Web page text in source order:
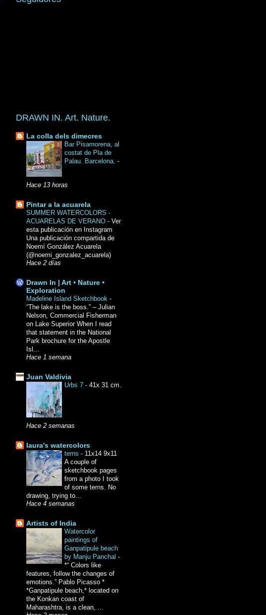
DRAWN IN. Art. Nature.
La colla dels dimecres
Bar Pisamorena, al
costat de Pla de
Palau. Barcelona. -
Hace 13 horas
Pintar a la acuarela
SUMMER WATERCOLORS -
ACUARELAS DE VERANO - Ver
esta publicación en Instagram
Una publicación compartida de
Noemí González Acuarela
(@noemi_gonzalez_acuarela)
Hace 2 días
Drawn In | Art • Nature •
Exploration
Madeline Island Sketchbook -
“The lake is the boss.” – Julian
Nelson, Commercial Fisherman
on Lake Superior When I read
that statement in the National
Park brochure for the Apostle
Isl...
Hace 1 semana
Juan Valdivia
Urbs 7 - 41x 31 cm.
Hace 2 semanas
laura's watercolors
terns - 11x14 9x11
A couple of
sketchbook pages
from a photo I took
of some terns. No
drawing, trying to...
Hace 4 semanas
Artists of India
Watercolor
paintings of
Ganpatipule beach
by Manju Panchal -
*“ Colors like
features, follow the changes of
emotions.” Pablo Picasso *
*Ganpatipule beach,* located on
the Konkan coast of
Maharashtra, is a clean, ...